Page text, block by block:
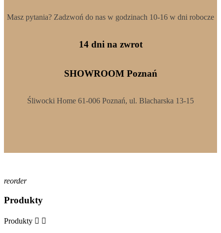
Masz pytania? Zadzwoń do nas w godzinach 10-16 w dni robocze
14 dni na zwrot
SHOWROOM Poznań
Śliwocki Home 61-006 Poznań, ul. Blacharska 13-15
reorder
Produkty
Produkty  